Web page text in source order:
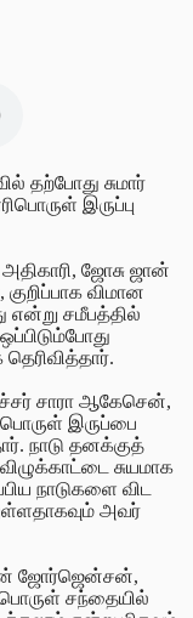
தற்போது சுமார்
இருப்பு
ஜோசு ஜான்
விமான
என்று சமீபத்தில்
சாரா ஆகேசென்,
இருப்பை
நாடு தனக்குத்
சுயமாக
நாடுகளை விட
அவர்
ஜோர்ஜென்சன்,
சந்தையில்